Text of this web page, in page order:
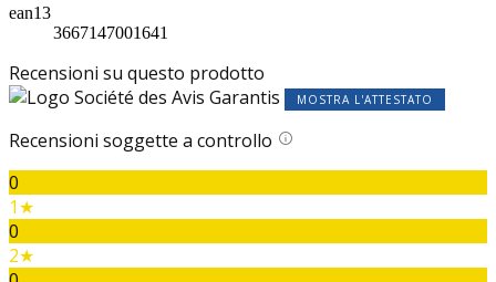
ean13
3667147001641
Recensioni su questo prodotto
MOSTRA L'ATTESTATO
Recensioni soggette a controllo
0
1★
0
2★